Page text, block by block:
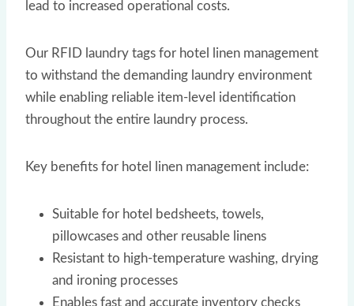
lead to increased operational costs.
Our RFID laundry tags for hotel linen management
to withstand the demanding laundry environment
while enabling reliable item-level identification
throughout the entire laundry process.
Key benefits for hotel linen management include:
Suitable for hotel bedsheets, towels,
pillowcases and other reusable linens
Resistant to high-temperature washing, drying
and ironing processes
Enables fast and accurate inventory checks